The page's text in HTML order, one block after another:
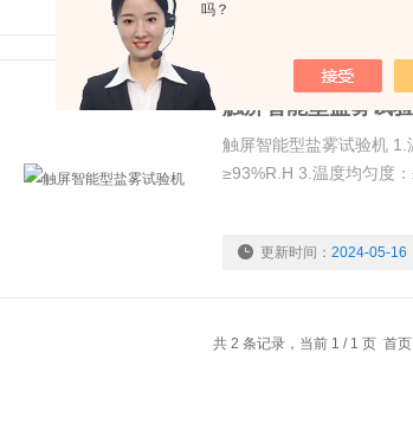
吗？
触屏智能型盐雾试
触屏智能型盐雾试验机
≥93%R.H 3.温度均匀度
更新时间： 2024-05-16
共 2 条记录，当前 1 / 1 页 首